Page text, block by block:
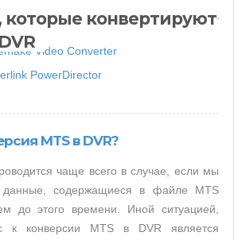
конвертируют
Video Converter
PowerDirector
MTS в DVR?
чаще всего в случае, если мы
данные, содержащиеся в файле MTS
до этого времени. Иной ситуацией,
к конверсии MTS в DVR является